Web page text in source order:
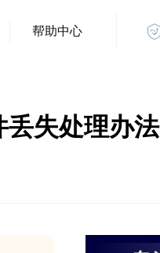
帮助中心
丢失处理办法